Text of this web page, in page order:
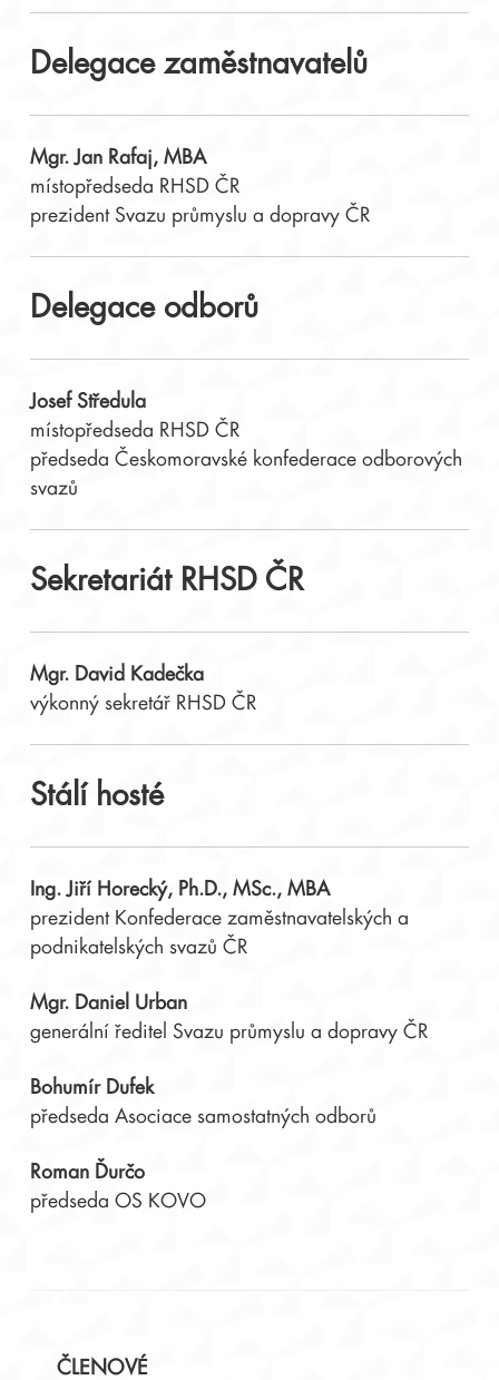
Delegace zaměstnavatelů
Mgr. Jan Rafaj, MBA
místopředseda RHSD ČR
prezident Svazu průmyslu a dopravy ČR
Delegace odborů
Josef Středula
místopředseda RHSD ČR
předseda Českomoravské konfederace odborových
svazů
Sekretariát RHSD ČR
Mgr. David Kadečka
výkonný sekretář RHSD ČR
Stálí hosté
Ing. Jiří Horecký, Ph.D., MSc., MBA
prezident Konfederace zaměstnavatelských a
podnikatelských svazů ČR
Mgr. Daniel Urban
generální ředitel Svazu průmyslu a dopravy ČR
Bohumír Dufek
předseda Asociace samostatných odborů
Roman Ďurčo
předseda OS KOVO
ČLENOVÉ